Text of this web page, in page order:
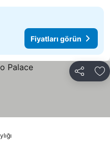
Fiyatları görün
Paylaş